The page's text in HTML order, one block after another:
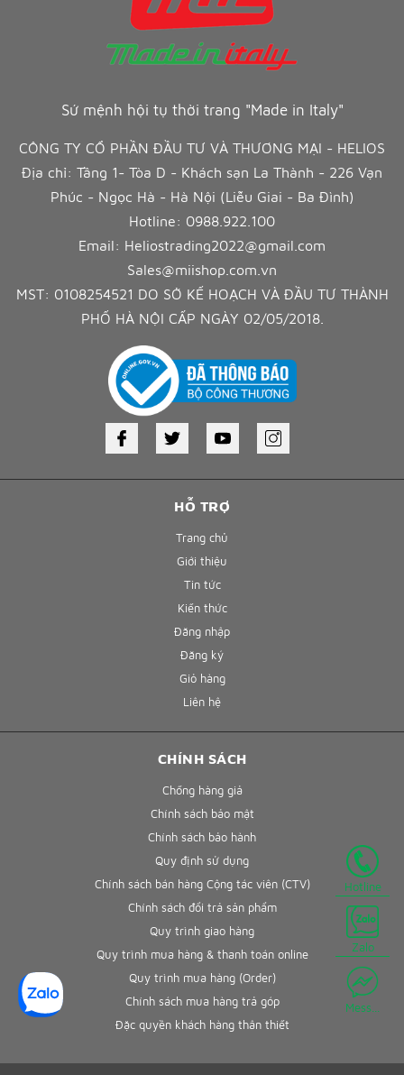
Hotline
Zalo
Mess...
HỖ TRỢ
Trang chủ
Giới thiệu
Tin tức
Kiến thức
Đăng nhập
Đăng ký
Giỏ hàng
Liên hệ
Sứ mệnh hội tụ thời trang "Made in Italy"
CÔNG TY CỔ PHẦN ĐẦU TƯ VÀ THƯƠNG MẠI - HELIOS
Địa chỉ: Tầng 1- Tòa D - Khách sạn La Thành - 226 Vạn
Phúc - Ngọc Hà - Hà Nội (Liễu Giai - Ba Đình)
Hotline: 0988.922.100
Email: Heliostrading2022@gmail.com
Sales@miishop.com.vn
MST: 0108254521 DO SỞ KẾ HOẠCH VÀ ĐẦU TƯ THÀNH
PHỐ HÀ NỘI CẤP NGÀY 02/05/2018.
CHÍNH SÁCH
Chống hàng giả
Chính sách bảo mật
Chính sách bảo hành
Quy định sử dụng
Chính sách bán hàng Cộng tác viên (CTV)
Chính sách đổi trả sản phẩm
Quy trình giao hàng
Quy trình mua hàng & thanh toán online
Quy trình mua hàng (Order)
Chính sách mua hàng trả góp
Đặc quyền khách hàng thân thiết